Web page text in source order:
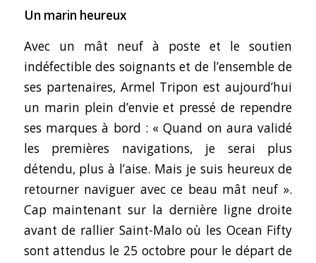
Un marin heureux
Avec un mât neuf à poste et le soutien
indéfectible des soignants et de l’ensemble de
ses partenaires, Armel Tripon est aujourd’hui
un marin plein d’envie et pressé de rependre
ses marques à bord : « Quand on aura validé
les premières navigations, je serai plus
détendu, plus à l’aise. Mais je suis heureux de
retourner naviguer avec ce beau mât neuf ».
Cap maintenant sur la dernière ligne droite
avant de rallier Saint-Malo où les Ocean Fifty
sont attendus le 25 octobre pour le départ de